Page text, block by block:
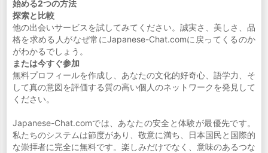
始める2つの方法
探索と比較
他の出会いサービスを試してみてください。誠実さ、美しさ、品
格を求める人がなぜ常にJapanese-Chat.comに戻ってくるのか
がわかるでしょう。
または今すぐ参加
無料プロフィールを作成し、あなたの文化的好奇心、語学力、そ
して真の意図を評価する質の高い個人のネットワークを発見して
ください。
Japanese-Chat.comでは、あなたの安全と体験が最優先です。
私たちのシステムは節度があり、敬意に満ち、日本国民と国際的
な崇拝者に完全に無料です。楽しみだけでなく、意味のあるつな